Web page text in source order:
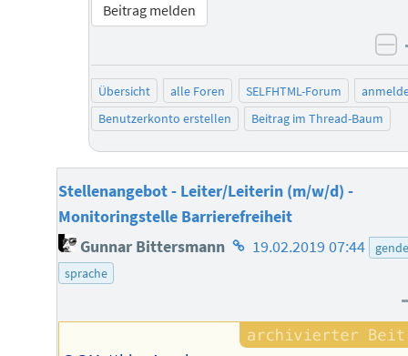
Beitrag melden
Übersicht alle Foren SELFHTML-Forum
Benutzerkonto erstellen
Beitrag im Thread-Baum
Stellenangebot - Leiter/Leiterin (m/w/d) -
Monitoringstelle Barrierefreiheit
Gunnar Bittersmann Homepage
19.02.2019 07:44
sprache